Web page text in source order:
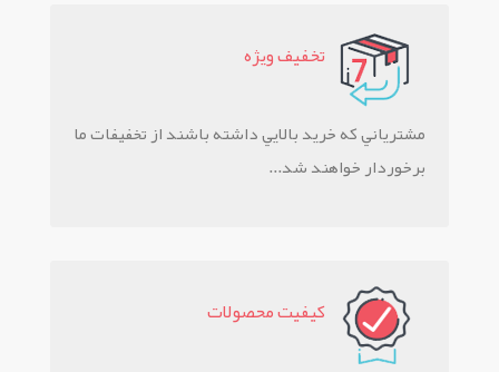
تخفيف ويژه
مشترياني که خريد بالايي داشته باشند از تخفيفات ما
برخوردار خواهند شد...
کيفيت محصولات